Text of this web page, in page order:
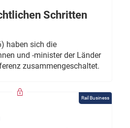
Schritten
haben sich die
und -minister der Länder
zusammengeschaltet.
Rail Business